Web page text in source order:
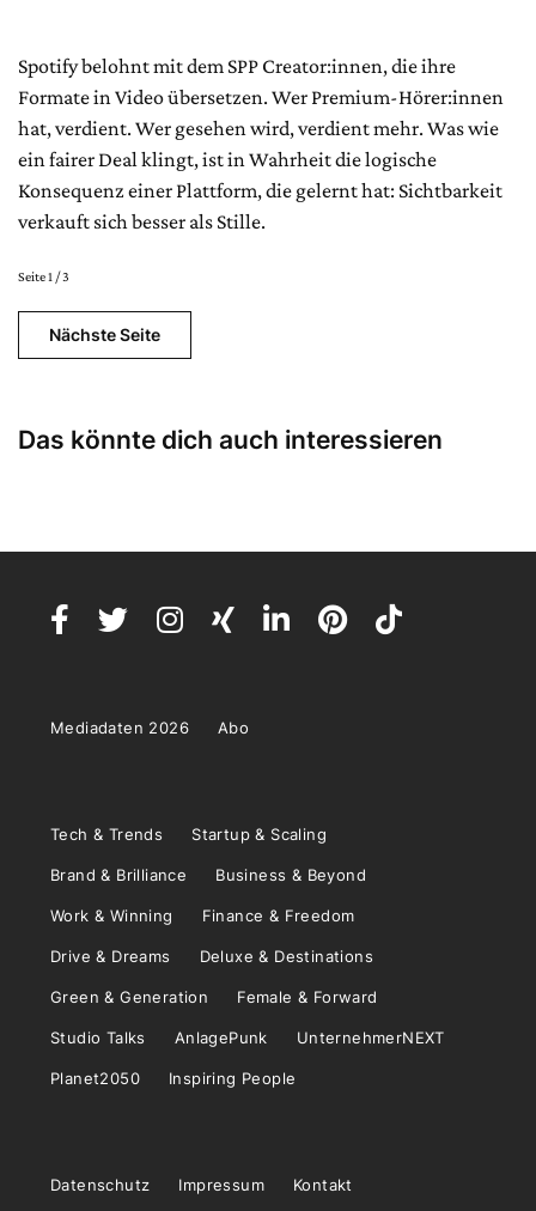
Spotify belohnt mit dem SPP Creator:innen, die ihre
Formate in Video übersetzen. Wer Premium-Hörer:innen
hat, verdient. Wer gesehen wird, verdient mehr. Was wie
ein fairer Deal klingt, ist in Wahrheit die logische
Konsequenz einer Plattform, die gelernt hat: Sichtbarkeit
verkauft sich besser als Stille.
Seite 1 / 3
Nächste Seite
Das könnte dich auch interessieren
Mediadaten 2026 Abo
Tech & Trends Startup & Scaling
Brand & Brilliance Business & Beyond
Work & Winning Finance & Freedom
Drive & Dreams Deluxe & Destinations
Green & Generation Female & Forward
Studio Talks AnlagePunk UnternehmerNEXT
Planet2050 Inspiring People
Datenschutz Impressum Kontakt